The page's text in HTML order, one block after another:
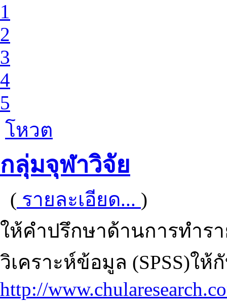
1
2
3
4
5
โหวต
กลุ่มจุฬาวิจัย
( รายละเอียด... )
ให้คำปรึกษาด้านการทำร
วิเคราะห์ข้อมูล (SPSS)ใ
http://